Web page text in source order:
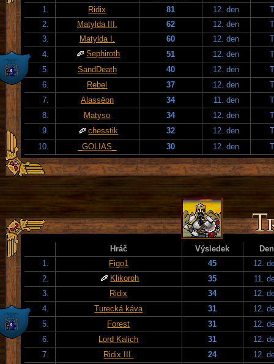
1.
Ridix 81 12. den
2.
Matylda III. 62 12. den
3.
Matylda I. 60 12. den
4.
Sephiroth 51 12. den
5.
SandDeath 40 12. den
6.
Rebel 37 12. den
7.
Alassëon 34 11. den
8.
Matyso 34 12. den
9.
chesstik 32 12. den
10.
_GOLIAS_ 30 12. den
Hráč Výsledek
Den
1.
Figo1 45
12.
2.
Klikoroh 35
11.
3.
Ridix 34
12.
4.
Turecká káva 31
12.
5.
Forest 31
12.
6.
Lord Kalich 31
12.
7.
Ridix III. 24
12.